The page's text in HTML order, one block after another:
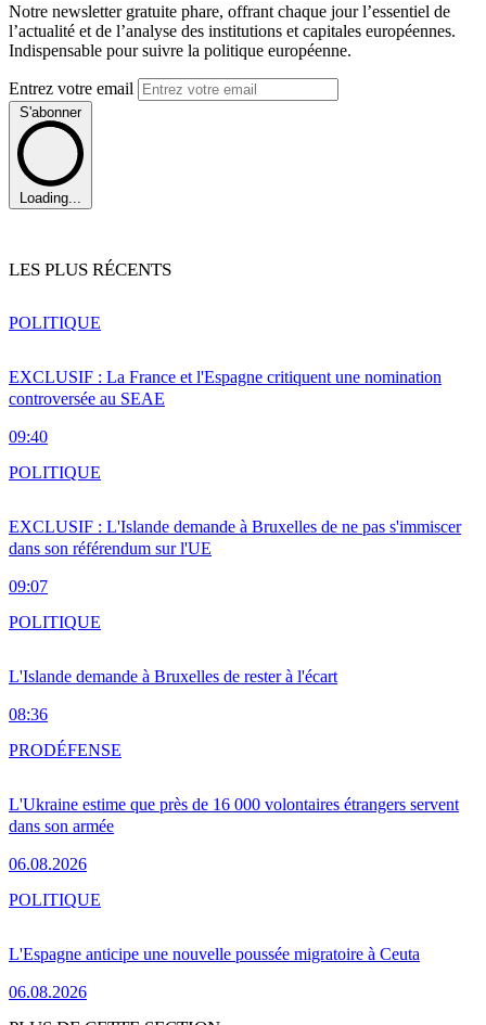
Notre newsletter gratuite phare, offrant chaque jour l’essentiel de
l’actualité et de l’analyse des institutions et capitales européennes.
Indispensable pour suivre la politique européenne.
Entrez votre email
S'abonner
Loading...
LES PLUS RÉCENTS
EXCLUSIF : La France et l'Espagne critiquent une nomination
controversée au SEAE
09:40
POLITIQUE
EXCLUSIF : L'Islande demande à Bruxelles de ne pas s'immiscer
dans son référendum sur l'UE
09:07
POLITIQUE
L'Islande demande à Bruxelles de rester à l'écart
08:36
POLITIQUE
L'Ukraine estime que près de 16 000 volontaires étrangers servent
dans son armée
06.08.2026
PRODÉFENSE
L'Espagne anticipe une nouvelle poussée migratoire à Ceuta
06.08.2026
POLITIQUE